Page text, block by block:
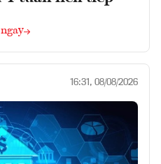
16:31, 08/08/2026